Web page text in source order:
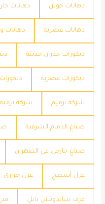
دهانات جوتن دهانات
دهانات عصرية دهانات
ديكورات جدران حديثة
ديكورات عصرية
شركة ترميم شركة
صباغ الدمام الشرقية
صباغ خارجي في الظهران
عزل أسطح عزل حراري
غرف ساندوتش بانل